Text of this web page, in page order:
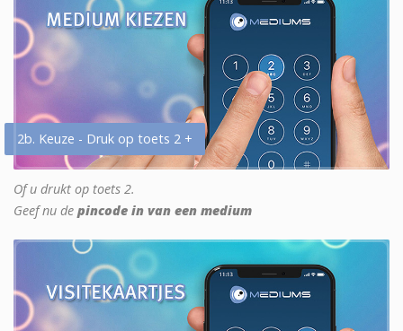
2b. Keuze - Druk op toets 2 +
Of u drukt op toets 2.
Geef nu de pincode in van een medium